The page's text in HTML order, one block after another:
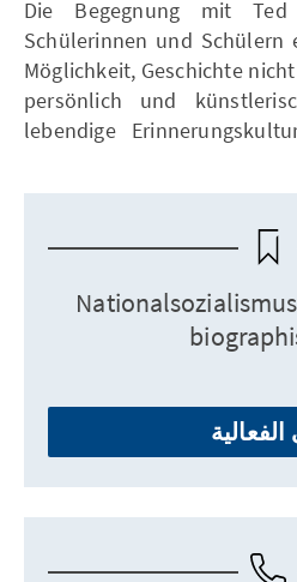
Die Begegnung mit
Schülerinnen und Schülern
Möglichkeit, Geschichte
persönlich und
lebendige
الفعالية